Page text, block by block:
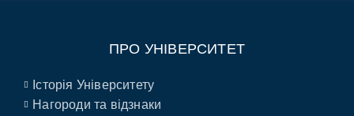
ПРО УНІВЕРСИТЕТ
Історія Університету
Нагороди та відзнаки